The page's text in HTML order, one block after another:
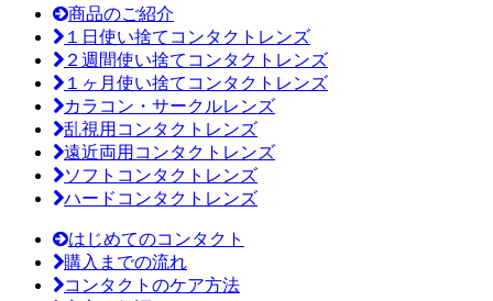
商品のご紹介
１日使い捨てコンタクトレンズ
２週間使い捨てコンタクトレンズ
１ヶ月使い捨てコンタクトレンズ
カラコン・サークルレンズ
乱視用コンタクトレンズ
遠近両用コンタクトレンズ
ソフトコンタクトレンズ
ハードコンタクトレンズ
はじめてのコンタクト
購入までの流れ
コンタクトのケア方法